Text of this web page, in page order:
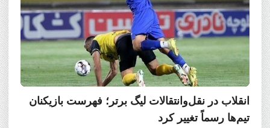
انقلاب در نقل‌وانتقالات لیگ برتر؛ فهرست بازیکنان
تیم‌ها رسماً تغییر کرد